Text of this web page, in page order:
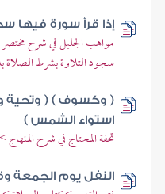
إذا قرأ سورة فيها
مواهب الجليل في شرح
سجود التلاوة بشرط الصلاة
( وكسوف ) ( وتحية
استواء الشمس )
تحفة المحتاج في شرح
النفل يوم الجمعة